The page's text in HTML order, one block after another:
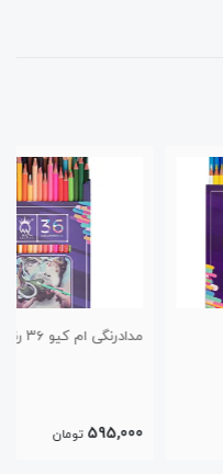
مدادرنگی ام کیو ۳۶ رنگ
تومان